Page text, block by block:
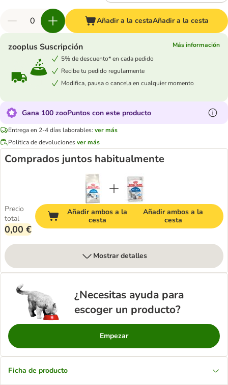
Añadir a la cestaAñadir a la cesta
zooplus Suscripción
Más información
5% de descuento* en cada pedido
Recibe tu pedido regularmente
Modifica, pausa o cancela en cualquier momento
Gana 100 zooPuntos con este producto
Entrega en 2-4 días laborables: ver más
Política de devolucionesver más
Comprados juntos habitualmente
Precio
total
0,00 €
Añadir ambos a la
cesta
Añadir ambos a la
cesta
Mostrar detalles
¿Necesitas ayuda para
escoger un producto?
Empezar
Ficha de producto